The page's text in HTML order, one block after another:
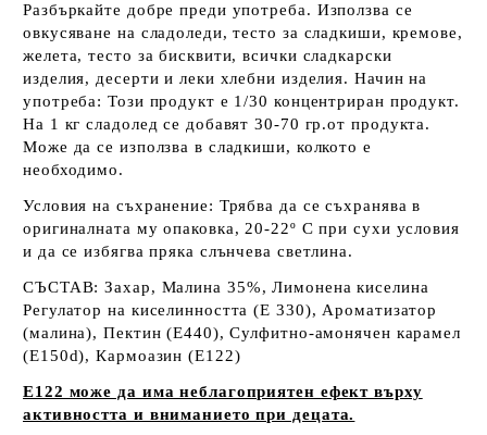
Разбъркайте добре преди употреба. Използва се
овкусяване на сладоледи, тесто за сладкиши, кремове,
желета, тесто за бисквити, всички сладкарски
изделия, десерти и леки хлебни изделия. Начин на
употреба: Този продукт е 1/30 концентриран продукт.
На 1 кг сладолед се добавят 30-70 гр.от продукта.
Може да се използва в сладкиши, колкото е
необходимо.
Условия на съхранение: Трябва да се съхранява в
оригиналната му опаковка, 20-22º C при сухи условия
и да се избягва пряка слънчева светлина.
СЪСТАВ:Захар, Малина 35%, Лимонена киселина
Регулатор на киселинността (E 330), Ароматизатор
(малина), Пектин (E440), Сулфитно-амонячен карамел
(Е150d), Кармоазин (E122)
E122 може да има неблагоприятен ефект върху
активността и вниманието при децата.